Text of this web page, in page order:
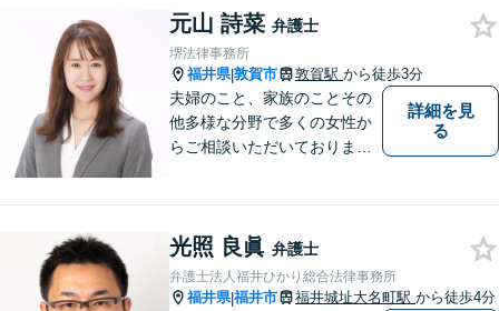
故／刑事弁護・犯罪被害者な
ど、幅広く対応可能。お気軽
にご相談ください。
元山 詩菜 弁護士
堺法律事務所
福井県|敦賀市 敦賀駅 から徒歩3分
夫婦のこと、家族のことその
他多様な分野で多くの女性か
らご相談いただいておりま
により3回まで無料相談対応可
能です。利用条件はお問い合
わせ下さい。
詳細を見
る
光照 良眞 弁護士
弁護士法人福井ひかり総合法律事務所
福井県|福井市 福井城址大名町駅 から徒歩4分